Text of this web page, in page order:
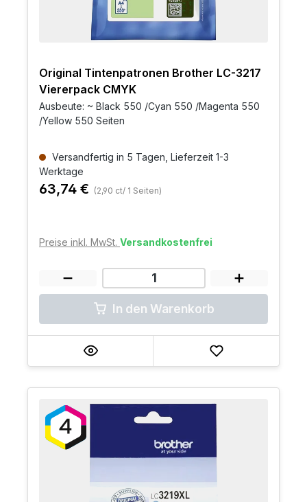
Original Tintenpatronen Brother LC-3217
Viererpack CMYK
Ausbeute: ~ Black 550 /Cyan 550 /Magenta 550
/Yellow 550 Seiten
Versandfertig in 5 Tagen, Lieferzeit 1-3
Werktage
63,74 € (2,90 ct/ 1 Seiten)
Preise inkl. MwSt. Versandkostenfrei
In den Warenkorb